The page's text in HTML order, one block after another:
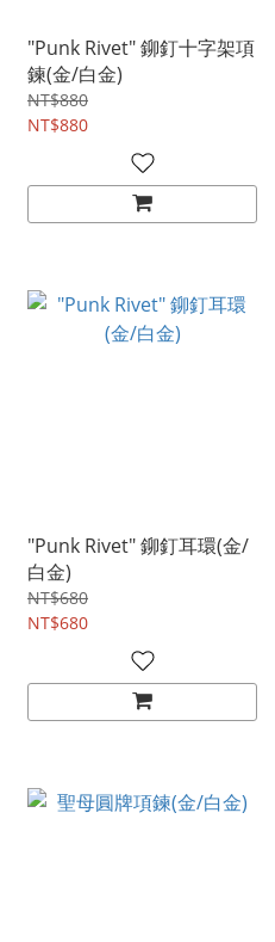
"Punk Rivet" 鉚釘十字架項
鍊(金/白金)
NT$880
NT$880
"Punk Rivet" 鉚釘耳環(金/
白金)
NT$680
NT$680